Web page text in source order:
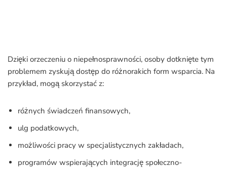
Dzięki orzeczeniu o niepełnosprawności, osoby dotknięte tym
problemem zyskują dostęp do różnorakich form wsparcia. Na
przykład, mogą skorzystać z:
różnych świadczeń finansowych,
ulg podatkowych,
możliwości pracy w specjalistycznych zakładach,
programów wspierających integrację społeczno-